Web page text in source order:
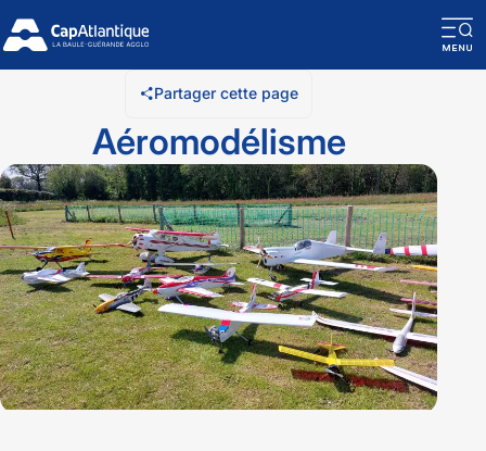
Aéromodélisme
Partager cette page